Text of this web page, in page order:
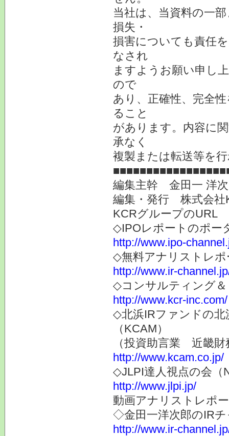
当社は、当資料の一
損失・
損害についても責任
なされ
ますようお願い申し
ので
あり、正確性、完全
ること
があります。内容に
承なく
複製または転送等を
編集主幹 金田一 洋
編集・発行 株式会社
KCRグループのURL
◇IPOレポートのポー
http://www.ipo-
◇無料アナリストレ
http://www.ir-
◇コンサルティング＆
http://www.kcr-inc.com/
◇北浜IRファンドの
（KCAM）
（投資助言業 近畿財
http://www.kcam.co.jp/
◇JLPI達人視点の会（
http://www.jlpi.jp/
動画アナリストレポ
◇金田一洋次郎のIR
http://www.ir-